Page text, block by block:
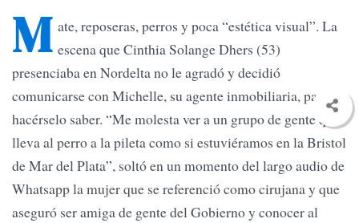
M ate, reposeras, perros y poca “estética visual”. La
escena que Cinthia Solange Dhers (53)
presenciaba en Nordelta no le agradó y decidió
comunicarse con Michelle, su agente inmobiliaria, para
hacérselo saber. “Me molesta ver a un grupo de gente que
lleva al perro a la pileta como si estuviéramos en la Bristol
de Mar del Plata”, soltó en un momento del largo audio de
Whatsapp la mujer que se referenció como cirujana y que
aseguró ser amiga de gente del Gobierno y conocer al